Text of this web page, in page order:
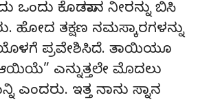
ಒಂದು ಕೊಡಪಾನ ನೀರನ್ನು ಬಿಸಿ
ಹೋದ ತಕ್ಷಣ ನಮಸ್ಕಾರಗಳನ್ನು
ಪ್ರವೇಶಿಸಿದೆ. ತಾಯಿಯೂ
ಎನ್ನುತ್ತಲೇ ಮೊದಲು
ಎಂದರು. ಇತ್ತ ನಾನು ಸ್ನಾನ